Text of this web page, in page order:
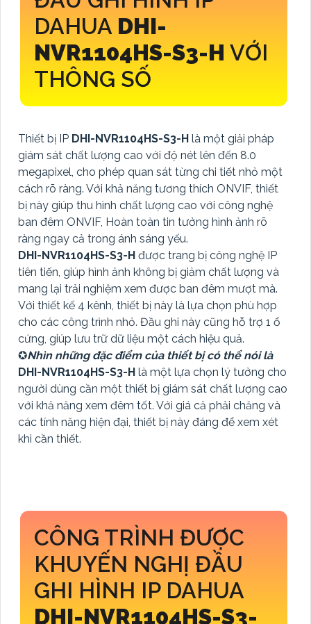
DAHUA DHI-
NVR1104HS-S3-H VỚI
THÔNG SỐ
Thiết bị IP DHI-NVR1104HS-S3-H là một giải pháp
giám sát chất lượng cao với độ nét lên đến 8.0
megapixel, cho phép quan sát từng chi tiết nhỏ một
cách rõ ràng. Với khả năng tương thích ONVIF, thiết
bị này giúp thu hình chất lượng cao với công nghệ
ban đêm ONVIF, Hoàn toàn tin tưởng hình ảnh rõ
ràng ngay cả trong ánh sáng yếu.
DHI-NVR1104HS-S3-H được trang bị công nghệ IP
tiên tiến, giúp hình ảnh không bị giảm chất lượng và
mang lại trải nghiệm xem được ban đêm mượt mà.
Với thiết kế 4 kênh, thiết bị này là lựa chọn phù hợp
cho các công trình nhỏ. Đầu ghi này cũng hỗ trợ 1 ổ
cứng, giúp lưu trữ dữ liệu một cách hiệu quả.
✪Nhìn những đặc điểm của thiết bị có thể nói là
DHI-NVR1104HS-S3-H là một lựa chọn lý tưởng cho
người dùng cần một thiết bị giám sát chất lượng cao
với khả năng xem đêm tốt. Với giá cả phải chăng và
các tính năng hiện đại, thiết bị này đáng để xem xét
khi cần thiết.
CÔNG TRÌNH ĐƯỢC
KHUYẾN NGHỊ ĐẦU
GHI HÌNH IP DAHUA
DHI-NVR1104HS-S3-